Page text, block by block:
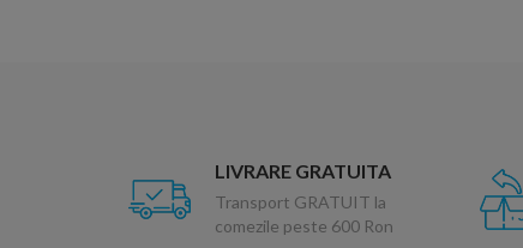
LIVRARE GRATUITA
Transport GRATUIT la
comezile peste 600 Ron